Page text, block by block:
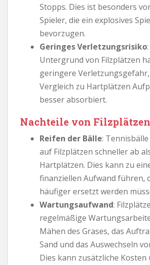
Stopps. Dies ist besonders
Spieler, die ein explosives
bevorzugen.
Geringes Verletzungsrisiko
Untergrund von Filzplätzen
geringere
Vergleich zu Hartplätzen
besser absorbiert.
Nachteile von Filzplätzen
Reifen der Bälle:
auf Filzplätzen schneller ab
Hartplätzen. Dies kann zu
finanziellen Aufwand führen,
häufiger ersetzt werden
Wartungsaufwand:
regelmäßige
Mähen des Grases, das
Sand und das Auswechseln
Dies kann zusätzliche Kosten